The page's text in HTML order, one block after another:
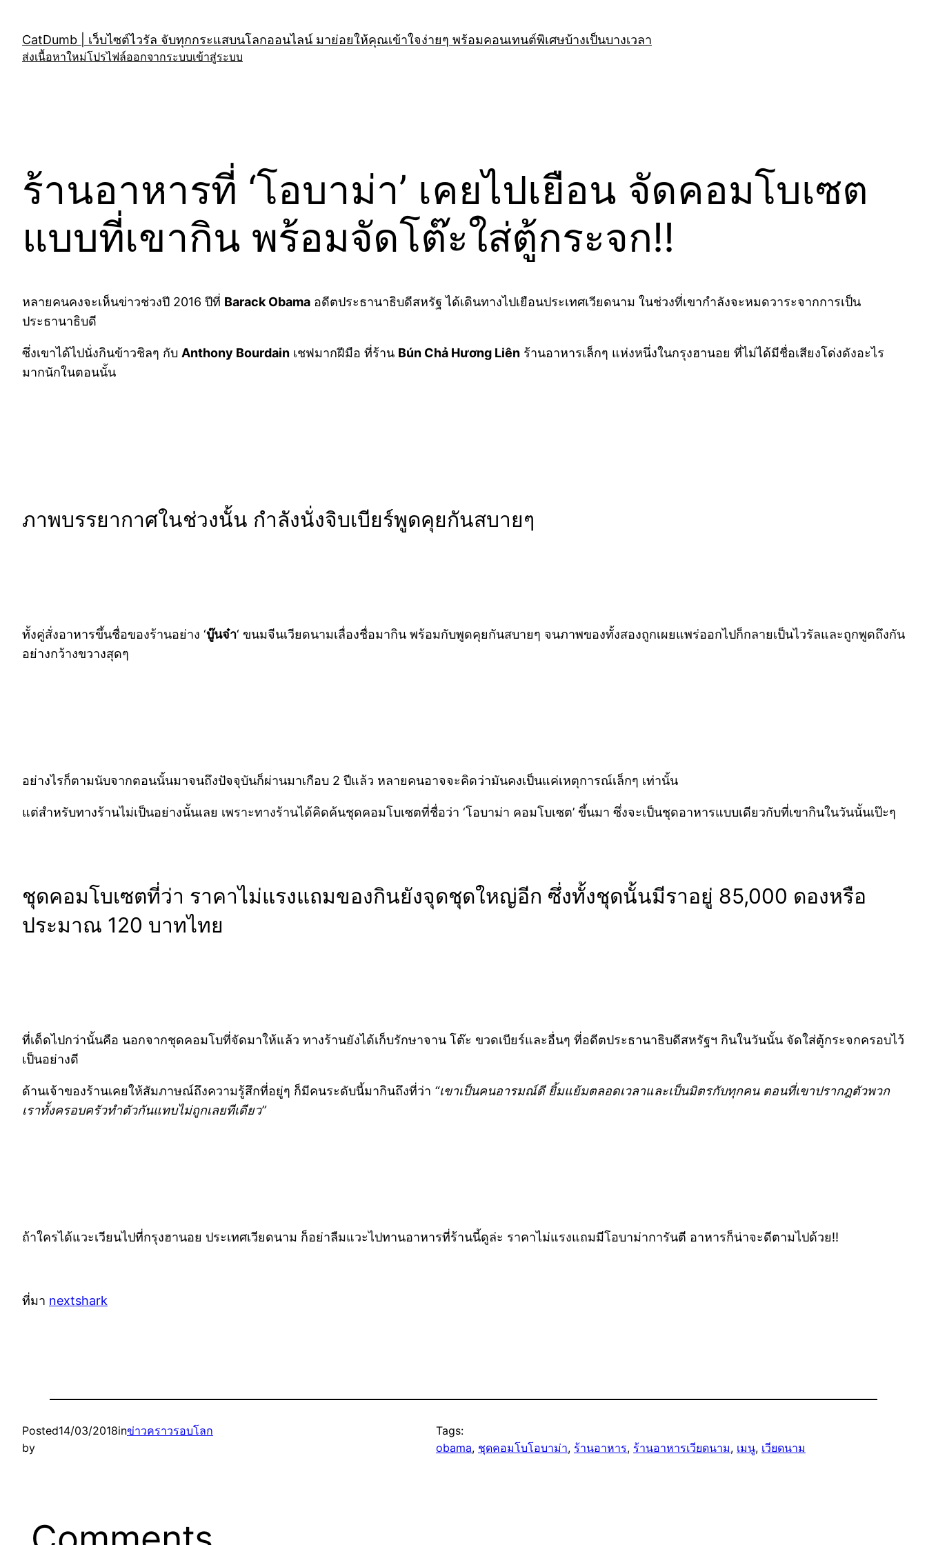
content
CatDumb | เว็บไซต์ไวรัล จับทุกกระแสบนโลกออนไลน์ มาย่อยให้คุณเข้าใจง่ายๆ พร้อมคอนเทนต์พิเศษบ้างเป็นบางเวลา
ส่งเนื้อหาใหม่โปรไฟล์ออกจากระบบเข้าสู่ระบบ
ร้านอาหารที่ ‘โอบาม่า’ เคยไปเยือน จัดคอมโบเซต
แบบที่เขากิน พร้อมจัดโต๊ะใส่ตู้กระจก!!
หลายคนคงจะเห็นข่าวช่วงปี 2016 ปีที่ Barack Obama อดีตประธานาธิบดีสหรัฐ ได้เดินทางไปเยือนประเทศเวียดนาม ในช่วงที่เขากำลังจะหมดวาระจากการเป็น
ประธานาธิบดี
ซึ่งเขาได้ไปนั่งกินข้าวชิลๆ กับ Anthony Bourdain เชฟมากฝีมือ ที่ร้าน Bún Chả Hương Liên ร้านอาหารเล็กๆ แห่งหนึ่งในกรุงฮานอย ที่ไม่ได้มีชื่อเสียงโด่งดังอะไร
มากนักในตอนนั้น
ภาพบรรยากาศในช่วงนั้น กำลังนั่งจิบเบียร์พูดคุยกันสบายๆ
ทั้งคู่สั่งอาหารขึ้นชื่อของร้านอย่าง ‘บู๊นจ๋า‘ ขนมจีนเวียดนามเลื่องชื่อมากิน พร้อมกับพูดคุยกันสบายๆ จนภาพของทั้งสองถูกเผยแพร่ออกไปก็กลายเป็นไวรัลและถูกพูดถึงกัน
อย่างกว้างขวางสุดๆ
อย่างไรก็ตามนับจากตอนนั้นมาจนถึงปัจจุบันก็ผ่านมาเกือบ 2 ปีแล้ว หลายคนอาจจะคิดว่ามันคงเป็นแค่เหตุการณ์เล็กๆ เท่านั้น
แต่สำหรับทางร้านไม่เป็นอย่างนั้นเลย เพราะทางร้านได้คิดค้นชุดคอมโบเซตที่ชื่อว่า ‘โอบาม่า คอมโบเซต’ ขึ้นมา ซึ่งจะเป็นชุดอาหารแบบเดียวกับที่เขากินในวันนั้นเป๊ะๆ
ชุดคอมโบเซตที่ว่า ราคาไม่แรงแถมของกินยังจุดชุดใหญ่อีก ซึ่งทั้งชุดนั้นมีราอยู่ 85,000 ดองหรือ
ประมาณ 120 บาทไทย
ที่เด็ดไปกว่านั้นคือ นอกจากชุดคอมโบที่จัดมาให้แล้ว ทางร้านยังได้เก็บรักษาจาน โต๊ะ ขวดเบียร์และอื่นๆ ที่อดีตประธานาธิบดีสหรัฐฯ กินในวันนั้น จัดใส่ตู้กระจกครอบไว้
เป็นอย่างดี
ด้านเจ้าของร้านเคยให้สัมภาษณ์ถึงความรู้สึกที่อยู่ๆ ก็มีคนระดับนี้มากินถึงที่ว่า “เขาเป็นคนอารมณ์ดี ยิ้มแย้มตลอดเวลาและเป็นมิตรกับทุกคน ตอนที่เขาปรากฎตัวพวก
เราทั้งครอบครัวทำตัวกันแทบไม่ถูกเลยทีเดียว”
ถ้าใครได้แวะเวียนไปที่กรุงฮานอย ประเทศเวียดนาม ก็อย่าลืมแวะไปทานอาหารที่ร้านนี้ดูล่ะ ราคาไม่แรงแถมมีโอบาม่าการันตี อาหารก็น่าจะดีตามไปด้วย!!
ที่มา nextshark
Posted14/03/2018inข่าวคราวรอบโลก
by
Tags:
obama, ชุดคอมโบโอบาม่า, ร้านอาหาร, ร้านอาหารเวียดนาม, เมนู, เวียดนาม